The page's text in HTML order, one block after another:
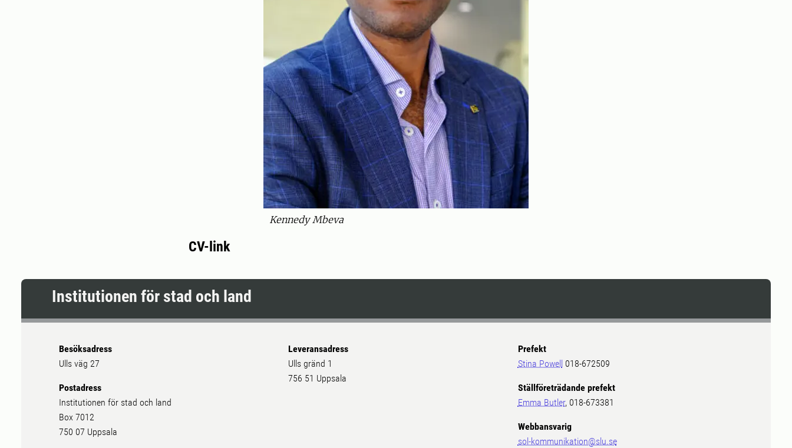
Kennedy Mbeva
CV-link
Institutionen för stad och land
Besöksadress
Ulls väg 27
Postadress
Institutionen för stad och land
Box 7012
750 07 Uppsala
Leveransadress
Ulls gränd 1
756 51 Uppsala
Prefekt
Stina Powell 018-672509
Ställföreträdande prefekt
Emma Butler, 018-673381
Webbansvarig
sol-kommunikation@slu.se